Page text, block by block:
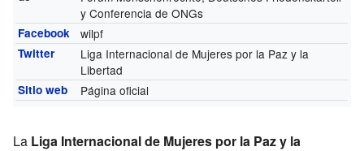
y Conferencia de ONGs
Facebook wilpf
Twitter
Liga Internacional de Mujeres por la Paz y la
Libertad
Sitio web Página oficial
La Liga Internacional de Mujeres por la Paz y la